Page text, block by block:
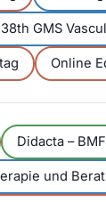
38th GMS
Online
Didacta –
und